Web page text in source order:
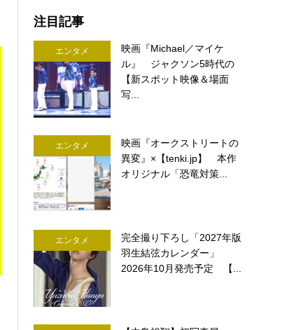
注目記事
エンタメ
映画『Michael／マイケ
ル』 ジャクソン5時代の
【新スポット映像＆場面
写...
エンタメ
映画『オークストリートの
異変』×【tenki.jp】 本作
オリジナル「恐竜対策...
エンタメ
完全撮り下ろし「2027年版
羽生結弦カレンダー」
2026年10月発売予定 【...